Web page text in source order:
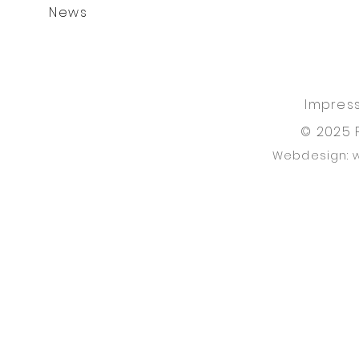
News
© 2025
Webdesign: